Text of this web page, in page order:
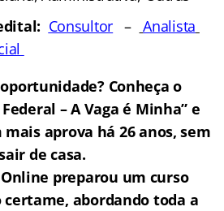
Consultor – Analista
Conheça o
– A Vaga é Minha” e
aprova há 26 anos, sem
de casa.
Online preparou um curso
certame, abordando toda a